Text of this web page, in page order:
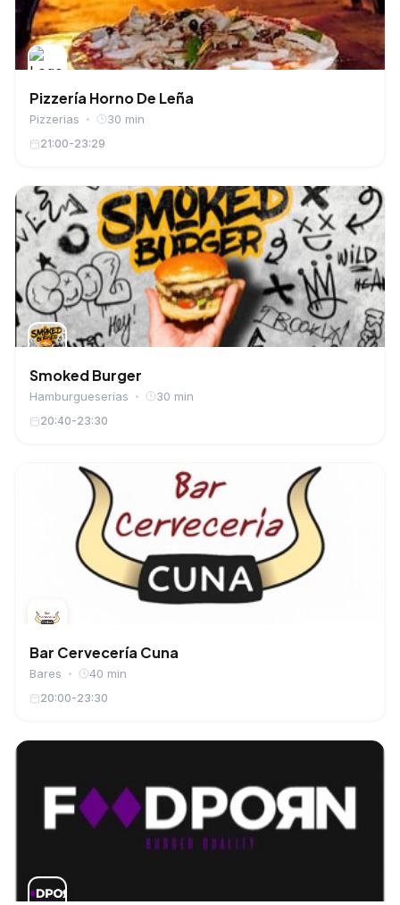
Pizzería Horno De Leña
Pizzerias 30 min
21:00-23:29
Smoked Burger
Hamburgueserías 30 min
20:40-23:30
Bar Cervecería Cuna
Bares 40 min
20:00-23:30